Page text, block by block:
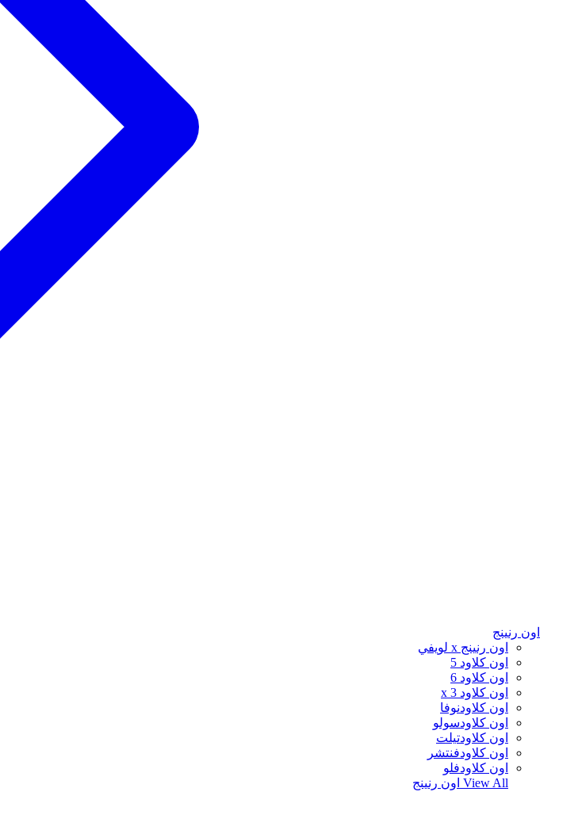
اون رنينج
اون رنينج x لويفي
اون كلاود 5
اون كلاود 6
اون كلاود x 3
اون كلاودنوفا
اون كلاودسولو
اون كلاودتيلت
اون كلاودفنتشر
اون كلاودفلو
View All اون رنينج